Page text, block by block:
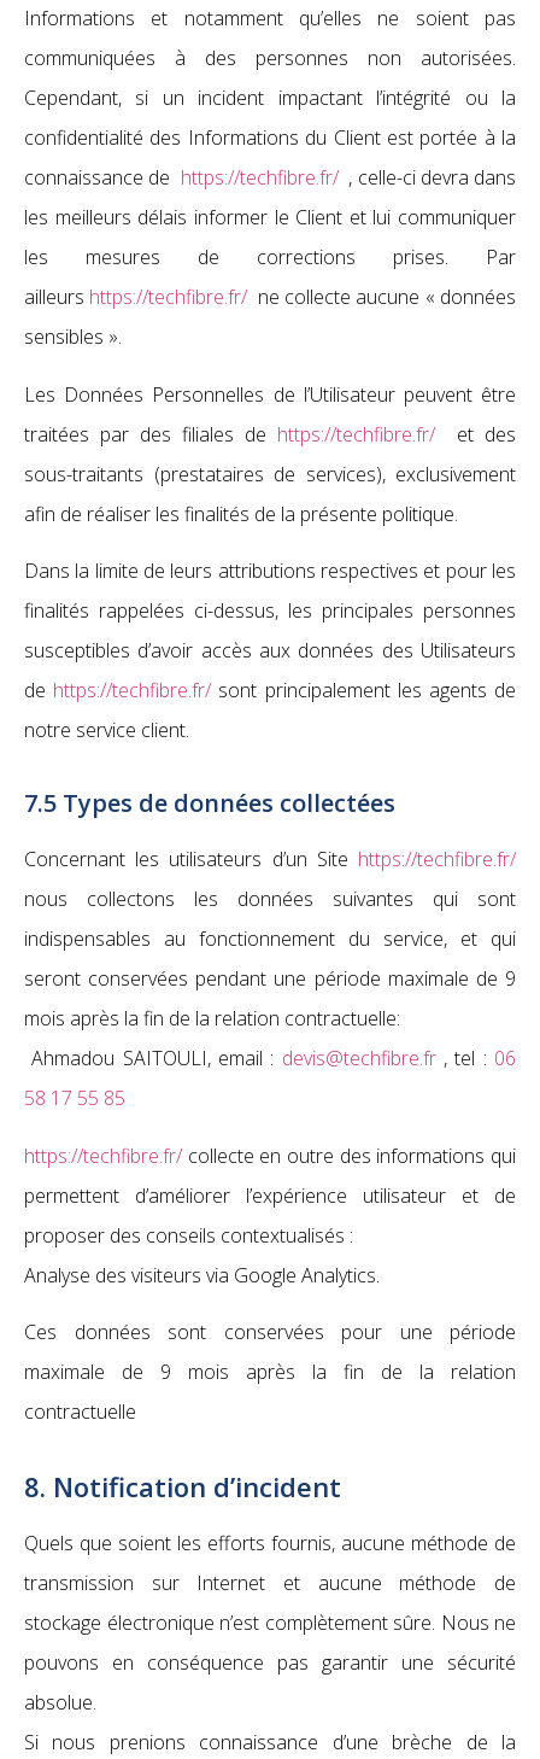
Informations et notamment qu’elles ne soient pas
communiquées à des personnes non autorisées.
Cependant, si un incident impactant l’intégrité ou la
confidentialité des Informations du Client est portée à la
connaissance de https://techfibre.fr/, celle-ci devra dans
les meilleurs délais informer le Client et lui communiquer
les mesures de corrections prises. Par
ailleurs https://techfibre.fr/ ne collecte aucune « données
sensibles ».
Les Données Personnelles de l’Utilisateur peuvent être
traitées par des filiales de https://techfibre.fr/ et des
sous-traitants (prestataires de services), exclusivement
afin de réaliser les finalités de la présente politique.
Dans la limite de leurs attributions respectives et pour les
finalités rappelées ci-dessus, les principales personnes
susceptibles d’avoir accès aux données des Utilisateurs
de https://techfibre.fr/ sont principalement les agents de
notre service client.
7.5 Types de données collectées
Concernant les utilisateurs d’un Site https://techfibre.fr/
nous collectons les données suivantes qui sont
indispensables au fonctionnement du service, et qui
seront conservées pendant une période maximale de 9
mois après la fin de la relation contractuelle:
Ahmadou SAITOULI, email : devis@techfibre.fr, tel : 06
58 17 55 85
https://techfibre.fr/ collecte en outre des informations qui
permettent d’améliorer l’expérience utilisateur et de
proposer des conseils contextualisés :
Analyse des visiteurs via Google Analytics.
Ces données sont conservées pour une période
maximale de 9 mois après la fin de la relation
contractuelle
8. Notification d’incident
Quels que soient les efforts fournis, aucune méthode de
transmission sur Internet et aucune méthode de
stockage électronique n’est complètement sûre. Nous ne
pouvons en conséquence pas garantir une sécurité
absolue.
Si nous prenions connaissance d’une brèche de la